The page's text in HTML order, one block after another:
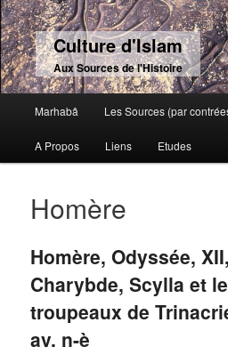
Culture d'Islam
Aux Sources de l'Histoire
Skip to primary content
Skip to secondary content
Marhabâ Les Sources (par
A Propos Liens Etudes
Homère
Homère, Odyssée, XII,
Charybde, Scylla et
troupeaux de
av. n-è